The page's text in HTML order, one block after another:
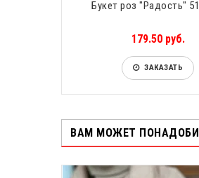
Букет роз "Радость"
179.50 руб.
ЗАКАЗАТЬ
ВАМ МОЖЕТ